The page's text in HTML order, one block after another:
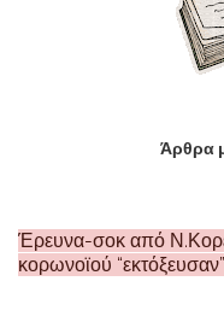
Άρθρα
Έρευνα-σοκ από
κορωνοϊού